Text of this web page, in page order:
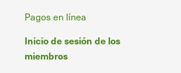
Pagos en línea
Inicio de sesión de los
miembros